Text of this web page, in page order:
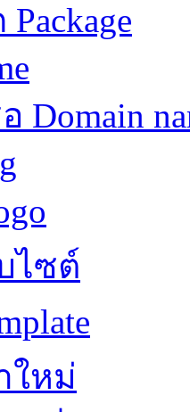
Domain
ไซต์
ใหม่